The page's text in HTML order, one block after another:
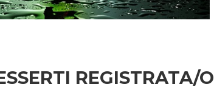
REGISTRATA/O